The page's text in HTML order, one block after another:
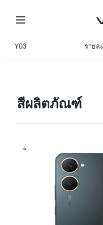
My Order
Y03
สีผลิตภัณฑ์